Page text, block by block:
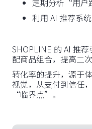
定期分析“用户
利用 AI 推荐系
SHOPLINE 的 AI 推
配商品组合，提高二
转化率的提升，源于
视觉，从支付到信任
“临界点”。